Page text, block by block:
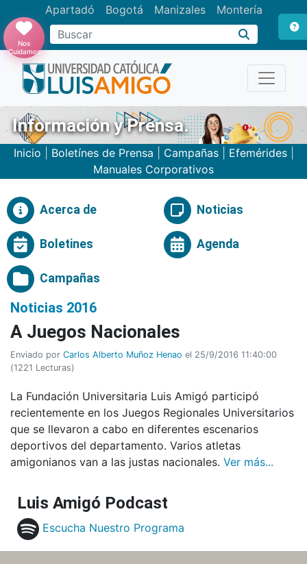
Apartadó Bogotá Manizales Montería
Buscar
Nos
Cuidamos
Información y Prensa.
Inicio Boletínes de Prensa Campañas| Efemérides|
Manuales Corporativos
Acerca de Noticias
Boletines Agenda
Campañas
Noticias 2016
A Juegos Nacionales
Enviado por Carlos Alberto Muñoz Henao el 25/9/2016 11:40:00
(1221 Lecturas)
La Fundación Universitaria Luis Amigó participó
recientemente en los Juegos Regionales Universitarios
que se llevaron a cabo en diferentes escenarios
deportivos del departamento. Varios atletas
amigonianos van a las justas nacionales. Ver más...
Luis Amigó Podcast
Escucha Nuestro Programa